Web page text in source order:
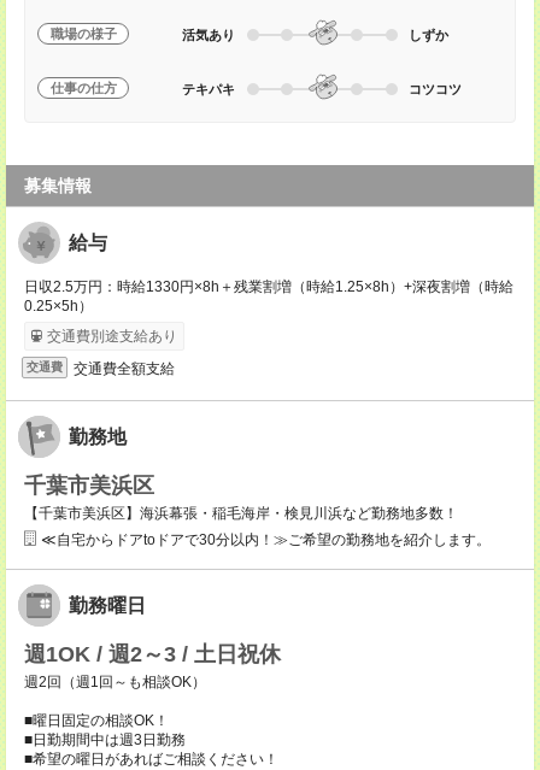
職場の様子 活気あり しずか
仕事の仕方 テキパキ コツコツ
募集情報
給与
日収2.5万円：時給1330円×8h＋残業割増（時給1.25×8h）+深夜割増（時給
0.25×5h）
交通費別途支給あり
交通費 交通費全額支給
勤務地
千葉市美浜区
【千葉市美浜区】海浜幕張・稲毛海岸・検見川浜など勤務地多数！
≪自宅からドアtoドアで30分以内！≫ご希望の勤務地を紹介します。
勤務曜日
週1OK / 週2～3 / 土日祝休
週2回（週1回～も相談OK）
■曜日固定の相談OK！
■日勤期間中は週3日勤務
■希望の曜日があればご相談ください！